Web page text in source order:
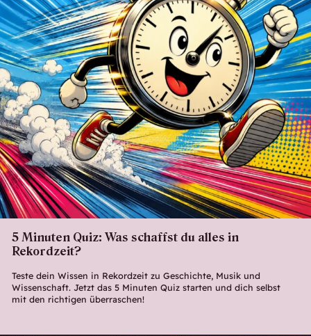
5 Minuten Quiz: Was schaffst du alles in
Rekordzeit?
Teste dein Wissen in Rekordzeit zu Geschichte, Musik und
Wissenschaft. Jetzt das 5 Minuten Quiz starten und dich selbst
mit den richtigen überraschen!